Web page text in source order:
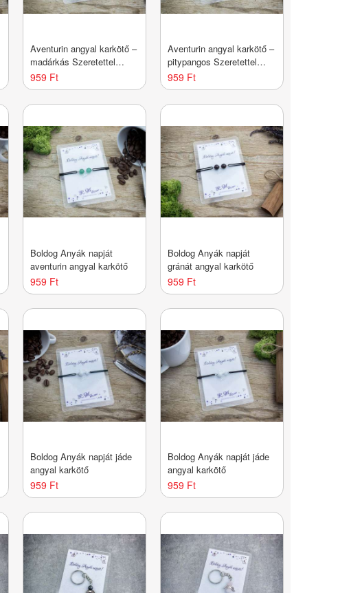
Aventurin angyal karkötő –
madárkás Szeretettel
kártyával
959 Ft
Aventurin angyal karkötő –
pitypangos Szeretettel
kártyával
959 Ft
Boldog Anyák napját
aventurin angyal karkötő
959 Ft
Boldog Anyák napját
gránát angyal karkötő
959 Ft
Boldog Anyák napját jáde
angyal karkötő
959 Ft
Boldog Anyák napját jáde
angyal karkötő
959 Ft